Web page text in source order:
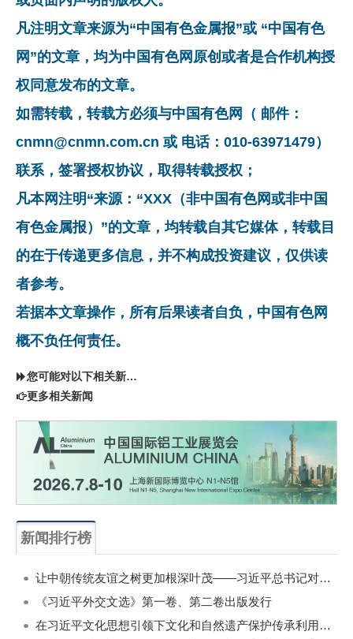
凡注明文章来源为“中国有色金属报”或 “中国有色
网”的文章，均为中国有色网原创或者是合作机构授
权同意发布的文章。
如需转载，转载方必须与中国有色网（ 邮件：
cnmn@cnmn.com.cn 或 电话：010-63971479）
联系，签署授权协议，取得转载授权；
凡本网注明“来源：“XXX（非中国有色网或非中国
有色金属报）”的文章，均转载自其它媒体，转载目
的在于传递更多信息，并不构成投资建议，仅供读
者参考。
若据本文章操作，所有后果读者自负，中国有色网
概不负任何责任。
您可能对以下相关新闻同样感兴趣
更多相关新闻
新闻排行榜
让中朝传统友谊之树更加根深叶茂——习近平总书记对朝鲜进行国事访问纪实
《习近平外交文选》第一卷、第二卷出版发行
在习近平文化思想引领下文化和自然遗产保护传承利用工作开创新局面